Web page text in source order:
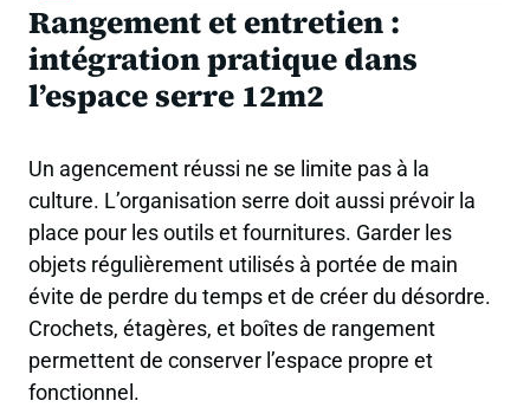
Rangement et entretien :
intégration pratique dans
l’espace serre 12m2
Un agencement réussi ne se limite pas à la
culture. L’organisation serre doit aussi prévoir la
place pour les outils et fournitures. Garder les
objets régulièrement utilisés à portée de main
évite de perdre du temps et de créer du désordre.
Crochets, étagères, et boîtes de rangement
permettent de conserver l’espace propre et
fonctionnel.